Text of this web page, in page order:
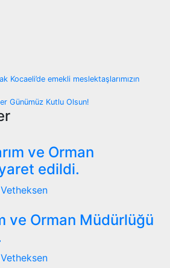
Kocaeli’de emekli meslektaşlarımızın
Günümüz Kutlu Olsun!
ve Orman
edildi.
Vetheksen
ve Orman Müdürlüğü
Vetheksen